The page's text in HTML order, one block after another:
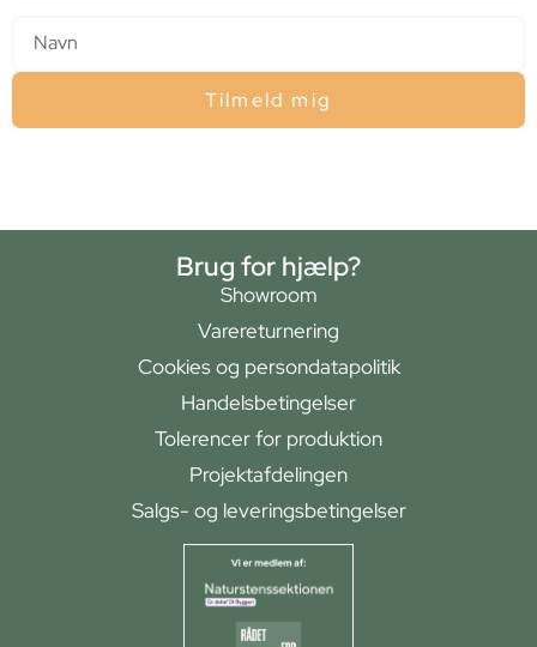
Tilmeld mig
Brug for hjælp?
Showroom
Varereturnering
Cookies og persondatapolitik
Handelsbetingelser
Tolerencer for produktion
Projektafdelingen
Salgs- og leveringsbetingelser